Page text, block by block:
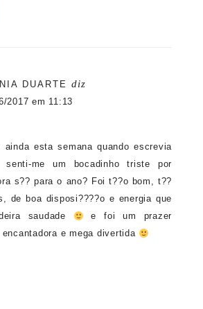
DUARTE diz
2017 em 11:13
ainda esta semana quando escrevia
me um bocadinho triste por
s?? para o ano? Foi t??o bom, t??
de boa disposi????o e energia que
saudade
e foi um prazer
e mega divertida